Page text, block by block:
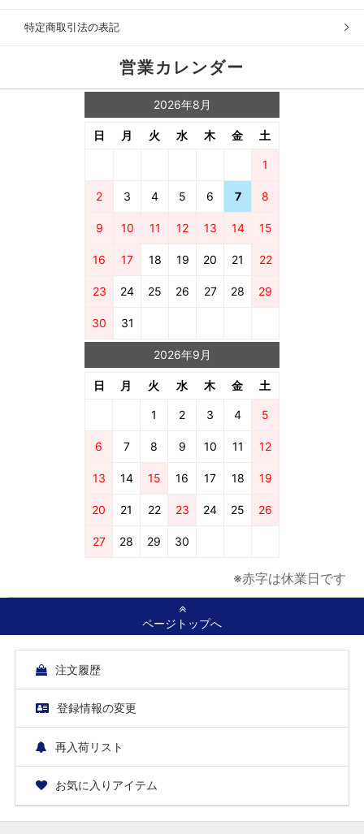
特定商取引法の表記
営業カレンダー
2026年8月
日 月 火 水 木 金 土
1
2 3 4 5 6 7 8
9 10 11 12 13 14 15
16 17 18 19 20 21 22
23 24 25 26 27 28 29
30 31
2026年9月
日 月 火 水 木 金 土
1 2 3 4 5
6 7 8 9 10 11 12
13 14 15 16 17 18 19
20 21 22 23 24 25 26
27 28 29 30
※赤字は休業日です
ページトップへ
注文履歴
登録情報の変更
再入荷リスト
お気に入りアイテム